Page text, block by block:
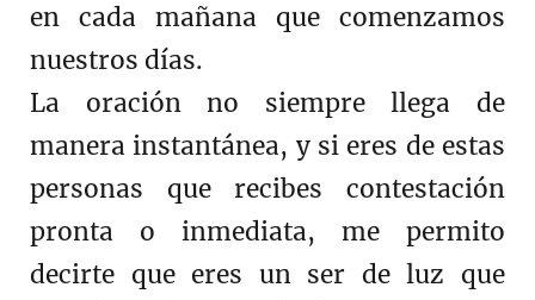
en cada mañana que comenzamos
nuestros días.
La oración no siempre llega de
manera instantánea, y si eres de estas
personas que recibes contestación
pronta o inmediata, me permito
decirte que eres un ser de luz que